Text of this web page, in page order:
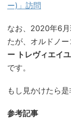
ー)」訪問
なお、2020年6
たが、オルドノ
ー トレヴィエイ
です。
もし見かけたら
参考記事